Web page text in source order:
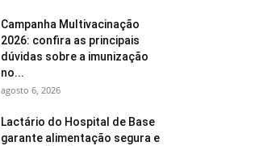
Campanha Multivacinação
2026: confira as principais
dúvidas sobre a imunização
no...
agosto 6, 2026
Lactário do Hospital de Base
garante alimentação segura e